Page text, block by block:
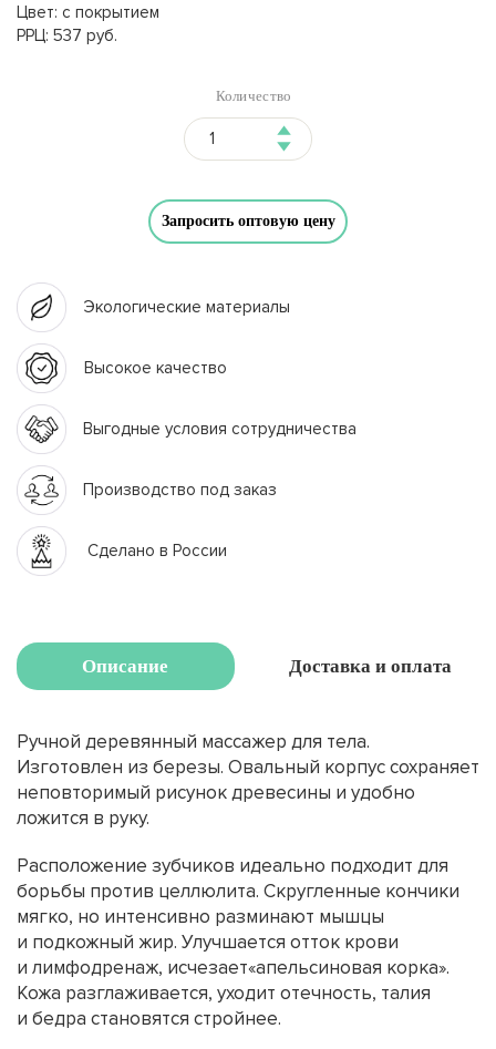
Цвет: с покрытием
РРЦ: 537 руб.
Количество
Запросить оптовую цену
Экологические материалы
Высокое качество
Выгодные условия сотрудничества
Производство под заказ
Сделано в России
Описание Доставка и оплата
Ручной деревянный массажер для тела.
Изготовлен из березы. Овальный корпус сохраняет
неповторимый рисунок древесины и удобно
ложится в руку.
Расположение зубчиков идеально подходит для
борьбы против целлюлита. Скругленные кончики
мягко, но интенсивно разминают мышцы
и подкожный жир. Улучшается отток крови
и лимфодренаж, исчезает«апельсиновая корка».
Кожа разглаживается, уходит отечность, талия
и бедра становятся стройнее.